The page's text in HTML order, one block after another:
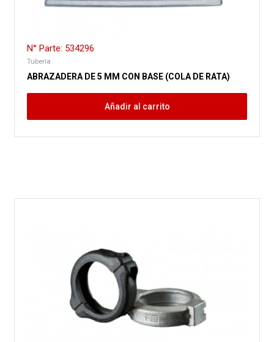
N° Parte: 534296
Tubería
ABRAZADERA DE 5 MM CON BASE (COLA DE RATA)
Añadir al carrito